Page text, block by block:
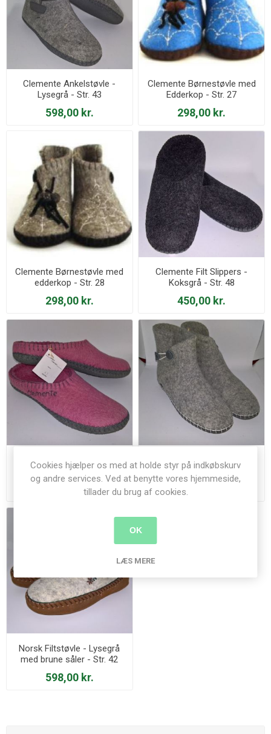
Clemente Ankelstøvle -
Lysegrå - Str. 43
598,00 kr.
Clemente Børnestøvle med
Edderkop - Str. 27
298,00 kr.
Clemente Børnestøvle med
edderkop - Str. 28
298,00 kr.
Clemente Filt Slippers -
Koksgrå - Str. 48
450,00 kr.
Clemente Filt Slippers -
Rosa - Str. 41
400,00 kr.
Clemente Halvstøvle -
Lysegrå - Str. 43
598,00 kr.
Norsk Filtstøvle - Lysegrå
med brune såler - Str. 42
598,00 kr.
Cookies hjælper os med at holde styr på indkøbskurv
og andre services. Ved at benytte vores hjemmeside,
tillader du brug af cookies.
OK
LÆS MERE